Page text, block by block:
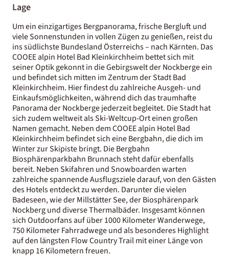
Lage
Um ein einzigartiges Bergpanorama, frische Bergluft und
viele Sonnenstunden in vollen Zügen zu genießen, reist du
ins südlichste Bundesland Österreichs – nach Kärnten. Das
COOEE alpin Hotel Bad Kleinkirchheim bettet sich mit
seiner Optik gekonnt in die Gebirgswelt der Nockberge ein
und befindet sich mitten im Zentrum der Stadt Bad
Kleinkirchheim. Hier findest du zahlreiche Ausgeh- und
Einkaufsmöglichkeiten, während dich das traumhafte
Panorama der Nockberge jederzeit begleitet. Die Stadt hat
sich zudem weltweit als Ski-Weltcup-Ort einen großen
Namen gemacht. Neben dem COOEE alpin Hotel Bad
Kleinkirchheim befindet sich eine Bergbahn, die dich im
Winter zur Skipiste bringt. Die Bergbahn
Biosphärenparkbahn Brunnach steht dafür ebenfalls
bereit. Neben Skifahren und Snowboarden warten
zahlreiche spannende Ausflugsziele darauf, von den Gästen
des Hotels entdeckt zu werden. Darunter die vielen
Badeseen, wie der Millstätter See, der Biosphärenpark
Nockberg und diverse Thermalbäder. Insgesamt können
sich Outdoorfans auf über 1000 Kilometer Wanderwege,
750 Kilometer Fahrradwege und als besonderes Highlight
auf den längsten Flow Country Trail mit einer Länge von
knapp 16 Kilometern freuen.